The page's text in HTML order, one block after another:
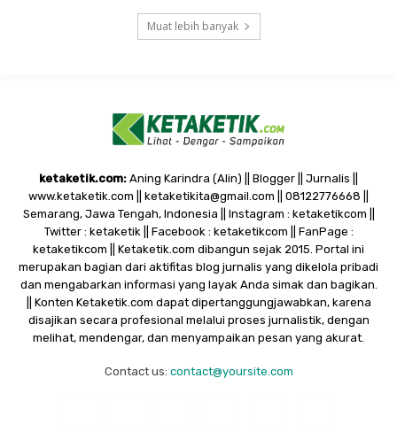
Muat lebih banyak
ketaketik.com: Aning Karindra (Alin) || Blogger || Jurnalis ||
www.ketaketik.com || ketaketikita@gmail.com || 08122776668 ||
Semarang, Jawa Tengah, Indonesia || Instagram : ketaketikcom ||
Twitter : ketaketik || Facebook : ketaketikcom || FanPage :
ketaketikcom || Ketaketik.com dibangun sejak 2015. Portal ini
merupakan bagian dari aktifitas blog jurnalis yang dikelola pribadi
dan mengabarkan informasi yang layak Anda simak dan bagikan.
|| Konten Ketaketik.com dapat dipertanggungjawabkan, karena
disajikan secara profesional melalui proses jurnalistik, dengan
melihat, mendengar, dan menyampaikan pesan yang akurat.
Contact us: contact@yoursite.com